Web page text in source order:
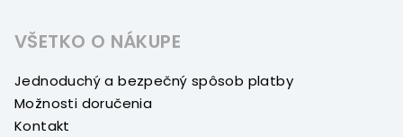
VŠETKO O NÁKUPE
Jednoduchý a bezpečný spôsob platby
Možnosti doručenia
Kontakt